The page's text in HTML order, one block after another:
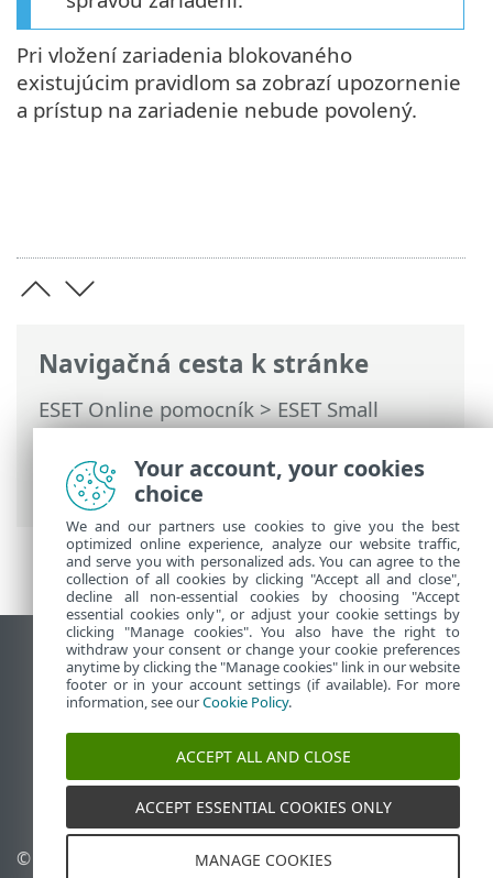
Navigačná cesta k stránke
ESET Online pomocník>ESET Small
Business Security>Práca s programom
ESET Small Business Security> Rozšírené
nastavenia>Ochrana > Správa zariadení
Pri vložení zariadenia blokovaného
existujúcim pravidlom sa zobrazí upozornenie
a prístup na zariadenie nebude povolený.
Zobraziť stránku ako na počítači
End of Life
Databáza znalostí ESET
ESET Fórum
ESET Status Portal
Technická podpora
© 1992 - 2026 ESET,
Spravovať súbory cookie
Your account, your cookies
choice
We and our partners use cookies to give you the best
optimized online experience, analyze our website traffic,
and serve you with personalized ads. You can agree to the
collection of all cookies by clicking "Accept all and close",
decline all non-essential cookies by choosing "Accept
essential cookies only", or adjust your cookie settings by
clicking "Manage cookies". You also have the right to
withdraw your consent or change your cookie preferences
anytime by clicking the "Manage cookies" link in our website
footer or in your account settings (if available). For more
information, see ourCookie Policy.
ACCEPT ALL AND CLOSE
ACCEPT ESSENTIAL COOKIES ONLY
MANAGE COOKIES